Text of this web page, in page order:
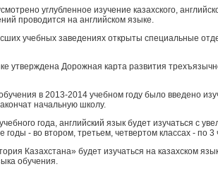
углубленное изучение казахского,
проводится на английском языке.
учебных заведениях открыты специальные
утверждена Дорожная карта развития
в 2013-2014 учебном году было введено
начальную школу.
года, английский язык будет изучаться с
- во втором, третьем, четвертом классах - по 3
Казахстана» будет изучаться на казахском
обучения.